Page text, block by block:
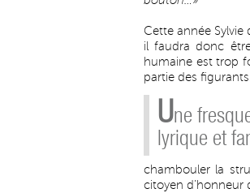
Cette année Sylvie
il faudra donc
humaine est trop
partie des figurants.
Une
lyrique et
chambouler la
citoyen d’honneur